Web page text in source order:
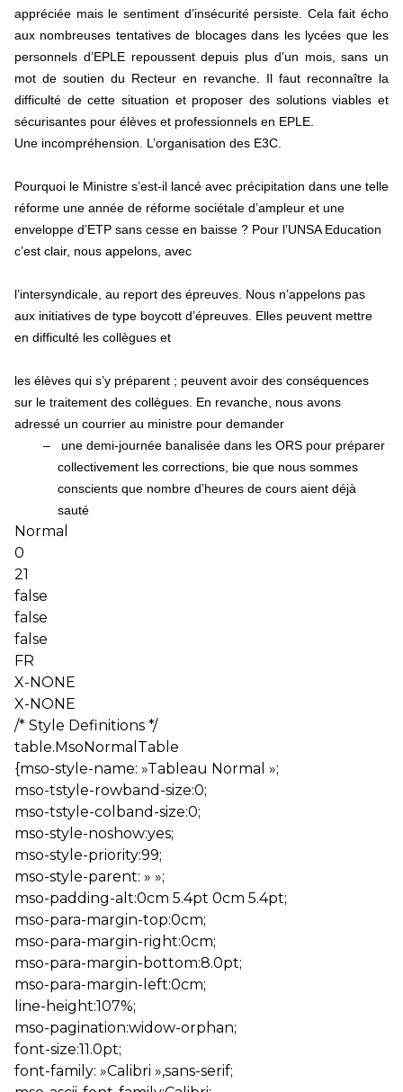
appréciée mais le sentiment d’insécurité persiste. Cela fait écho
aux nombreuses tentatives de blocages dans les lycées que les
personnels d’EPLE repoussent depuis plus d’un mois, sans un
mot de soutien du Recteur en revanche. Il faut reconnaître la
difficulté de cette situation et proposer des solutions viables et
sécurisantes pour élèves et professionnels en EPLE.
Une incompréhension. L’organisation des E3C.
Pourquoi le Ministre s’est-il lancé avec précipitation dans une telle
réforme une année de réforme sociétale d’ampleur et une
enveloppe d’ETP sans cesse en baisse ? Pour l’UNSA Education
c’est clair, nous appelons, avec
l’intersyndicale, au report des épreuves. Nous n’appelons pas
aux initiatives de type boycott d’épreuves. Elles peuvent mettre
en difficulté les collègues et
les élèves qui s’y préparent ; peuvent avoir des conséquences
sur le traitement des collègues. En revanche, nous avons
adressé un courrier au ministre pour demander
– une demi-journée banalisée dans les ORS pour préparer
collectivement les corrections, bie que nous sommes
conscients que nombre d’heures de cours aient déjà
sauté
Normal
0
21
false
false
false
FR
X-NONE
X-NONE
/* Style Definitions */
table.MsoNormalTable
{mso-style-name: »Tableau Normal »;
mso-tstyle-rowband-size:0;
mso-tstyle-colband-size:0;
mso-style-noshow:yes;
mso-style-priority:99;
mso-style-parent: » »;
mso-padding-alt:0cm 5.4pt 0cm 5.4pt;
mso-para-margin-top:0cm;
mso-para-margin-right:0cm;
mso-para-margin-bottom:8.0pt;
mso-para-margin-left:0cm;
line-height:107%;
mso-pagination:widow-orphan;
font-size:11.0pt;
font-family: »Calibri »,sans-serif;